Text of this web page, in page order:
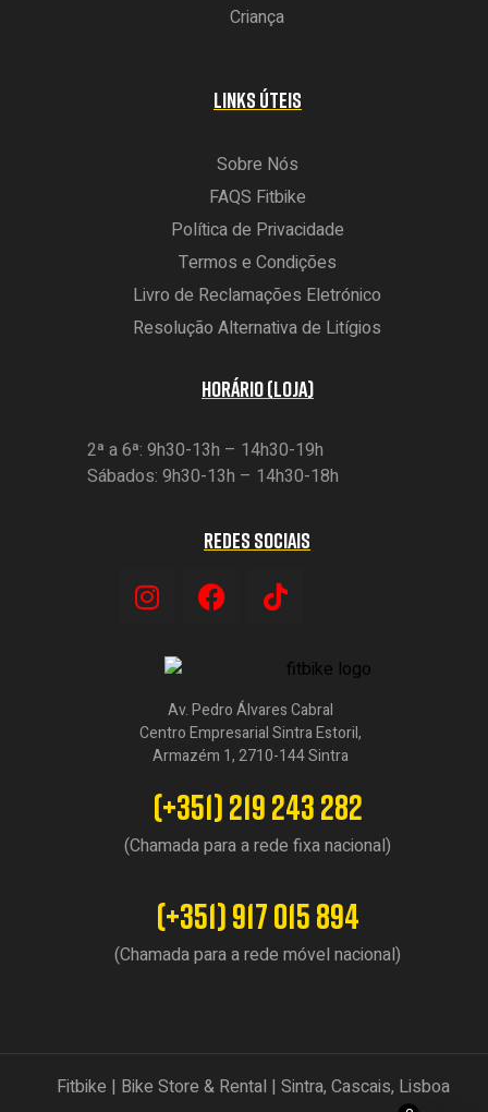
Criança
LINKS ÚTEIS
Sobre Nós
FAQS Fitbike
Política de Privacidade
Termos e Condições
Livro de Reclamações Eletrónico
Resolução Alternativa de Litígios
HORÁRIO (LOJA)
2ª a 6ª: 9h30-13h – 14h30-19h
Sábados: 9h30-13h – 14h30-18h
REDES SOCIAIS
Av. Pedro Álvares Cabral
Centro Empresarial Sintra Estoril,
Armazém 1, 2710-144 Sintra
(+351) 219 243 282
(Chamada para a rede fixa nacional)
(+351) 917 015 894
(Chamada para a rede móvel nacional)
Fitbike | Bike Store & Rental | Sintra, Cascais, Lisboa